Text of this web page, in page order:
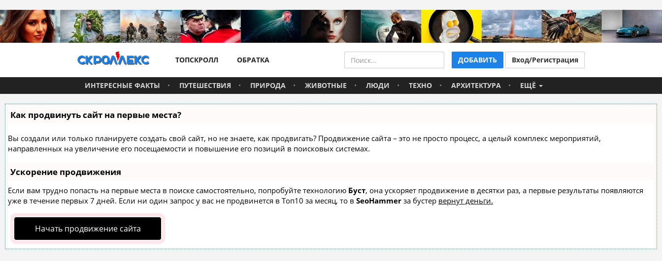
ДОБАВИТЬ Вход/Регистрация
ТОПСКРОЛЛ ОБРАТКА
ИНТЕРЕСНЫЕ ФАКТЫ ПУТЕШЕСТВИЯ ПРИРОДА ЖИВОТНЫЕ ЛЮДИ ТЕХНО АРХИТЕКТУРА ЕЩЁ
Как продвинуть сайт на первые места?
Вы создали или только планируете создать свой сайт, но не знаете, как продвигать? Продвижение сайта – это не просто процесс, а целый комплекс мероприятий,
направленных на увеличение его посещаемости и повышение его позиций в поисковых системах.
Ускорение продвижения
Если вам трудно попасть на первые места в поиске самостоятельно, попробуйте технологию Буст, она ускоряет продвижение в десятки раз, а первые результаты появляются
уже в течение первых 7 дней. Если ни один запрос у вас не продвинется в Топ10 за месяц, то в SeoHammer за бустер вернут деньги.
Начать продвижение сайта